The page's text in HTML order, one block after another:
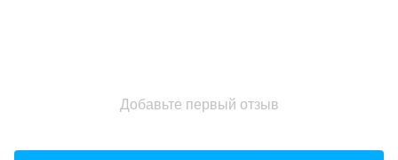
Добавьте первый отзыв